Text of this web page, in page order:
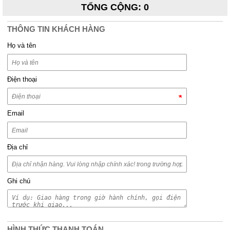
TỔNG CỘNG: 0
THÔNG TIN KHÁCH HÀNG
Họ và tên
Điện thoại
Email
Địa chỉ
Ghi chú